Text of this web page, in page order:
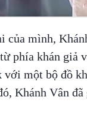
của mình,
phía khán giả
một bộ đồ
Khánh Vân